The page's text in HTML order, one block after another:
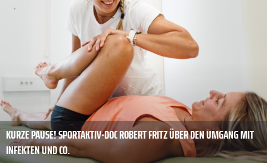
KURZE PAUSE! SPORTAKTIV-DOC ROBERT FRITZ ÜBER DEN UMGANG MIT
INFEKTEN UND CO.